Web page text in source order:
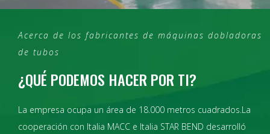
Acerca de los fabricantes de máquinas dobladoras
de tubos
¿QUÉ PODEMOS HACER POR TI?
La empresa ocupa un área de 18.000 metros cuadrados.La
cooperación con Italia MACC e Italia STAR BEND desarrolló